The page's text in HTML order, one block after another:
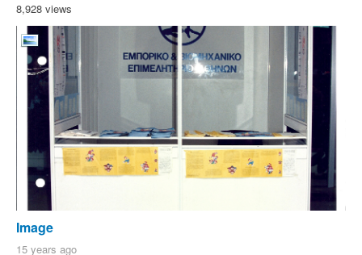
8,928 views
Image
15 years ago